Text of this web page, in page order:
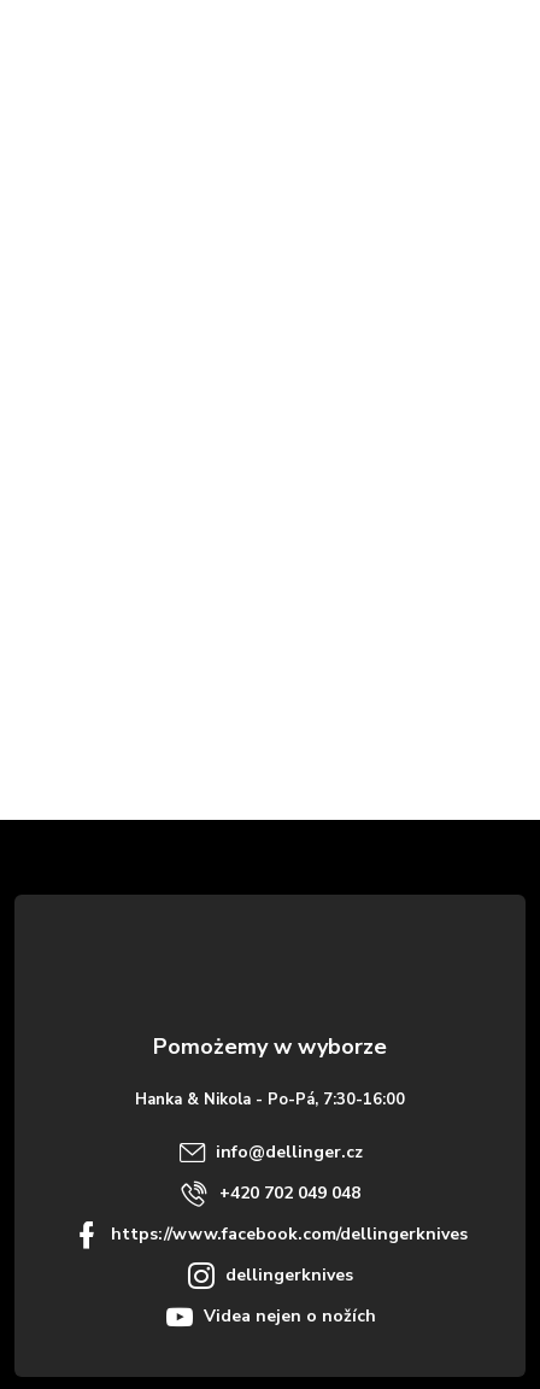
t
Hanka & Nikola - Po-Pá, 7:30-16:00
info@dellinger.cz
+420 702 049 048
https://www.facebook.com/dellingerknives
dellingerknives
Videa nejen o nožích